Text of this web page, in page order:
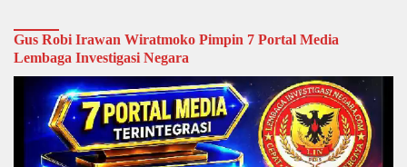
Gus Robi Irawan Wiratmoko Pimpin 7 Portal Media
Lembaga Investigasi Negara
Video
Player